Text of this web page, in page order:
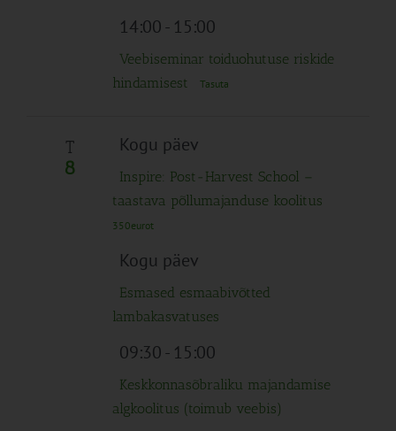
14:00- 15:00
Veebiseminar toiduohutuse riskide
hindamisest
Tasuta
T
8
Kogu päev
Inspire: Post-Harvest School –
taastava põllumajanduse koolitus
350eurot
Kogu päev
Esmased esmaabivõtted
lambakasvatuses
09:30- 15:00
Keskkonnasõbraliku majandamise
algkoolitus (toimub veebis)